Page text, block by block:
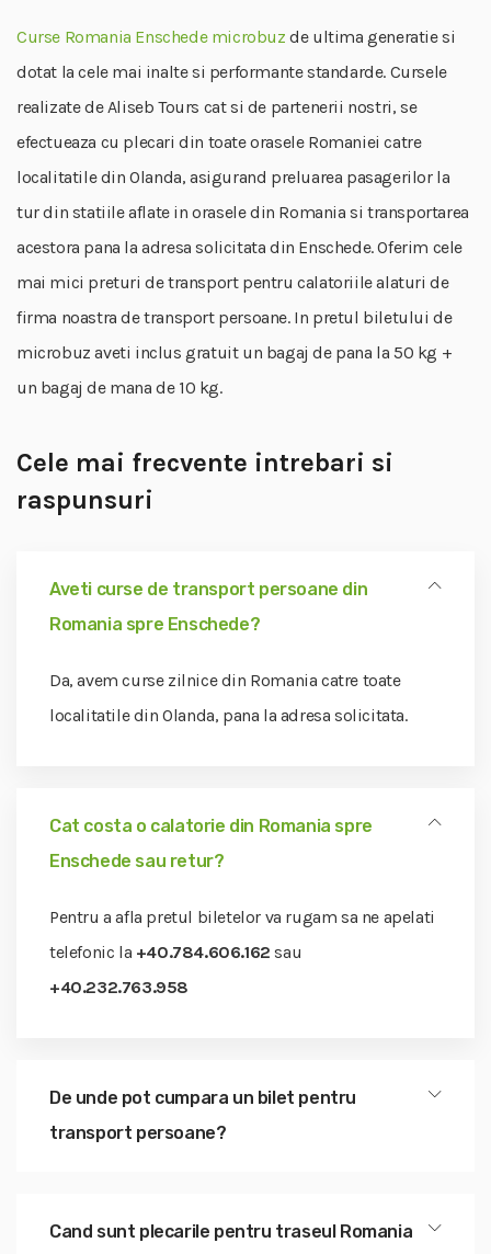
Curse Romania Enschede microbuz de ultima generatie si
dotat la cele mai inalte si performante standarde. Cursele
realizate de Aliseb Tours cat si de partenerii nostri, se
efectueaza cu plecari din toate orasele Romaniei catre
localitatile din Olanda, asigurand preluarea pasagerilor la
tur din statiile aflate in orasele din Romania si transportarea
acestora pana la adresa solicitata din Enschede. Oferim cele
mai mici preturi de transport pentru calatoriile alaturi de
firma noastra de transport persoane. In pretul biletului de
microbuz aveti inclus gratuit un bagaj de pana la 50 kg +
un bagaj de mana de 10 kg.
Cele mai frecvente intrebari si
raspunsuri
Aveti curse de transport persoane din
Romania spre Enschede?
Da, avem curse zilnice din Romania catre toate
localitatile din Olanda, pana la adresa solicitata.
Cat costa o calatorie din Romania spre
Enschede sau retur?
Pentru a afla pretul biletelor va rugam sa ne apelati
telefonic la +40.784.606.162 sau
+40.232.763.958
De unde pot cumpara un bilet pentru
transport persoane?
Cand sunt plecarile pentru traseul Romania